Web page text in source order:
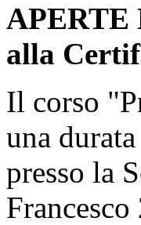
APERTE
alla
Il corso
una
presso la
Francesco